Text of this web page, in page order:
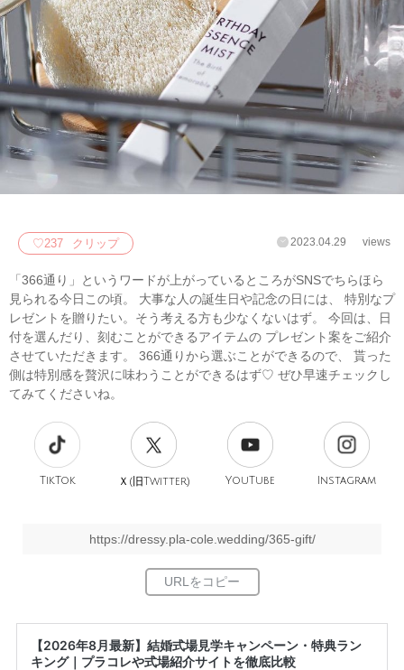
♡237 クリップ 2023.04.29 views
「366通り」というワードが上がっているところがSNSでちらほら
見られる今日この頃。 大事な人の誕生日や記念の日には、 特別なプ
レゼントを贈りたい。そう考える方も少なくないはず。 今回は、日
付を選んだり、刻むことができるアイテムの プレゼント案をご紹介
させていただきます。 366通りから選ぶことができるので、 貰った
側は特別感を贅沢に味わうことができるはず♡ ぜひ早速チェックし
てみてくださいね。
TikTok Ｘ(旧Twitter) YouTube Instagram
https://dressy.pla-cole.wedding/365-gift/
【2026年8月最新】結婚式場見学キャンペーン・特典ラン
キング｜プラコレや式場紹介サイトを徹底比較